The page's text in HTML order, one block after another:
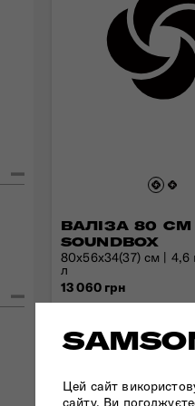
Цей сайт
сайту, Ви
ВАЛІЗА 80 СМ
SOUNDBOX
80x56x34(37) см | 4,6
л
13 060 грн